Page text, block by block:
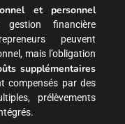
et personnel
financière
peuvent
mais l’obligation
supplémentaires
compensés par des
prélèvements